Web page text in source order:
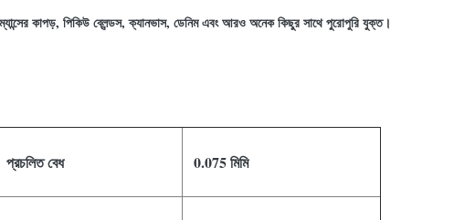
কাপড়, পিকিউ ব্লেন্ডস, ক্যানভাস, ডেনিম এবং আরও অনেক কিছুর সাথে পুরোপুরি যুক্ত।
প্রচলিত বেধ 0.075 মিমি